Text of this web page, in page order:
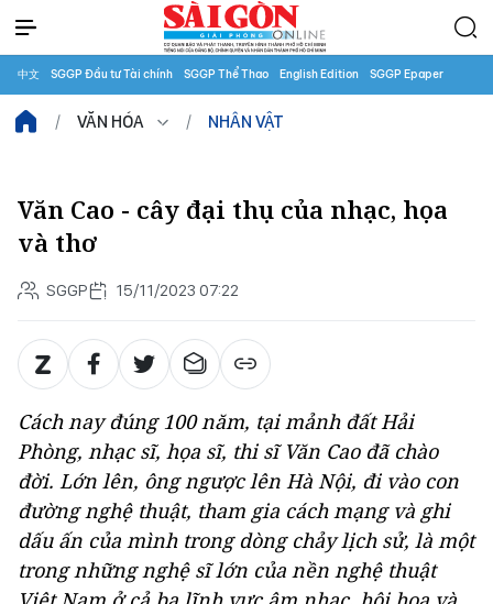
中文 SGGP Đầu tư Tài chính SGGP Thể Thao English Edition SGGP Epaper
VĂN HÓA NHÂN VẬT
Văn Cao - cây đại thụ của nhạc, họa
và thơ
SGGP 15/11/2023 07:22
Cách nay đúng 100 năm, tại mảnh đất Hải
Phòng, nhạc sĩ, họa sĩ, thi sĩ Văn Cao đã chào
đời. Lớn lên, ông ngược lên Hà Nội, đi vào con
đường nghệ thuật, tham gia cách mạng và ghi
dấu ấn của mình trong dòng chảy lịch sử, là một
trong những nghệ sĩ lớn của nền nghệ thuật